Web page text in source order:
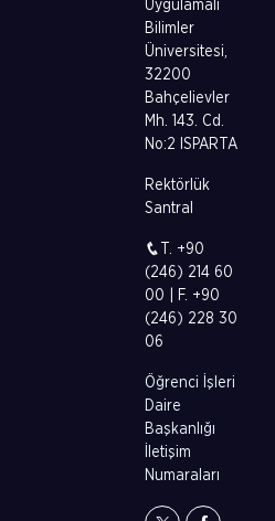
Uygulamalı
Bilimler
Üniversitesi,
32200
Bahçelievler
Mh. 143. Cd.
No:2 ISPARTA
Rektörlük
Santral
T. +90
(246) 214 60
00 | F. +90
(246) 228 30
06
Öğrenci İşleri
Daire
Başkanlığı
İletişim
Numaraları